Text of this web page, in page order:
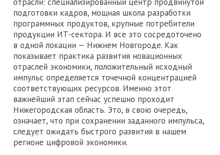
подготовки кадров, мощная школа разработки
программных продуктов, крупные потребители
продукции ИТ-сектора. И все это сосредоточено
в одной локации — Нижнем Новгороде. Как
показывает практика развития новационных
отраслей экономики, положительный исходный
импульс определяется точечной концентрацией
соответствующих ресурсов. Именно этот
важнейший этап сейчас успешно проходит
Нижегородская область. Это, в свою очередь,
означает, что при сохранении заданного импульса,
следует ожидать быстрого развития в нашем
регионе цифровой экономики.